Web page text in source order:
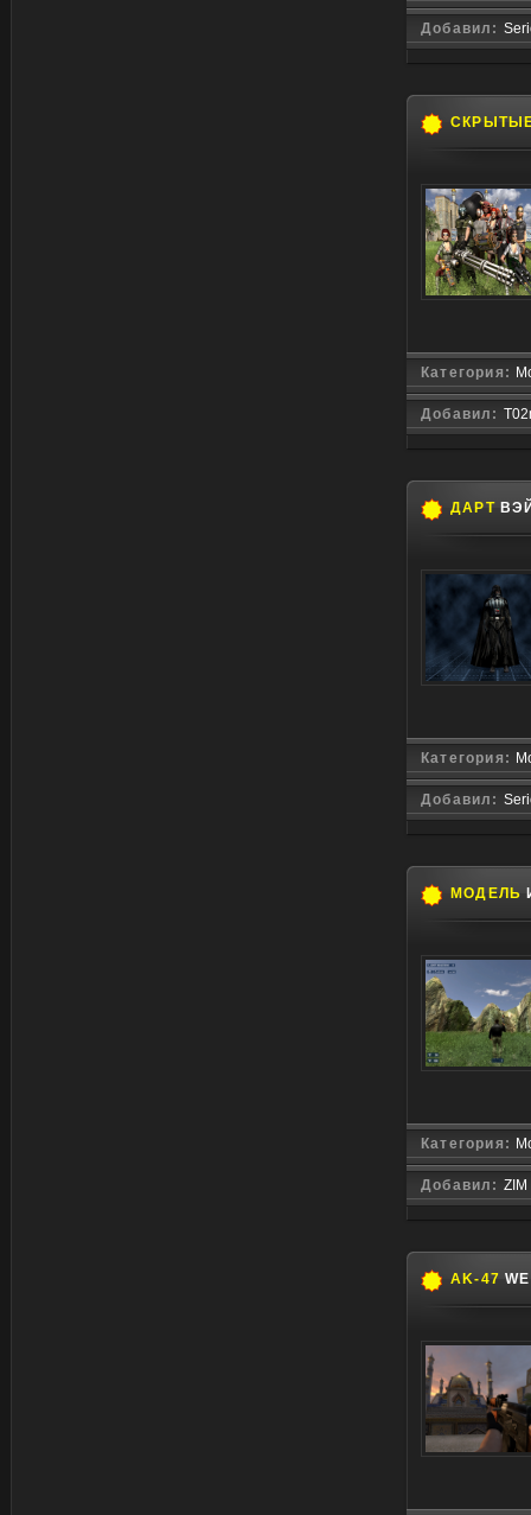
Добавил:
Категория:
Добавил:
ДАРТ
Категория:
Добавил:
МОДЕЛЬ
Категория:
Добавил: ZIM
AK-47